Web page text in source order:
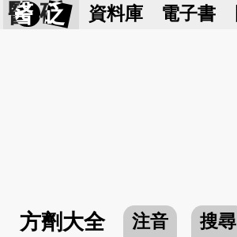
醫 砭 資料庫 電子書
方劑大全 注音 搜尋